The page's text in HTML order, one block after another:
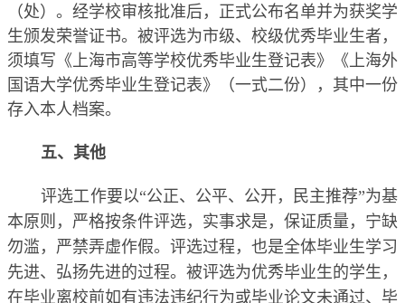
（处）。经学校审核批准后，正式公布名单并为获奖学
生颁发荣誉证书。被评选为市级、校级优秀毕业生者，
须填写《上海市高等学校优秀毕业生登记表》《上海外
国语大学优秀毕业生登记表》（一式二份），其中一份
存入本人档案。
五、其他
评选工作要以“公正、公平、公开，民主推荐”为基
本原则，严格按条件评选，实事求是，保证质量，宁缺
勿滥，严禁弄虚作假。评选过程，也是全体毕业生学习
先进、弘扬先进的过程。被评选为优秀毕业生的学生，
在毕业离校前如有违法违纪行为或毕业论文未通过、毕